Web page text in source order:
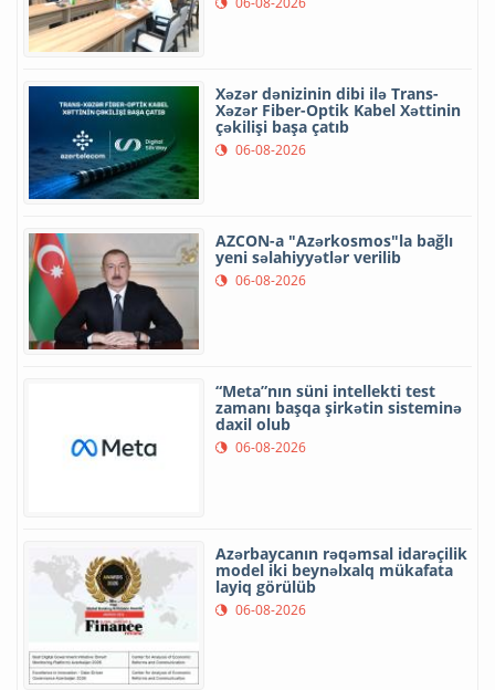
Xəzər dənizinin dibi ilə Trans-
Xəzər Fiber-Optik Kabel Xəttinin
çəkilişi başa çatıb
06-08-2026
AZCON-a "Azərkosmos"la bağlı
yeni səlahiyyətlər verilib
06-08-2026
“Meta”nın süni intellekti test
zamanı başqa şirkətin sisteminə
daxil olub
06-08-2026
Azərbaycanın rəqəmsal idarəçilik
model iki beynəlxalq mükafata
layiq görülüb
06-08-2026